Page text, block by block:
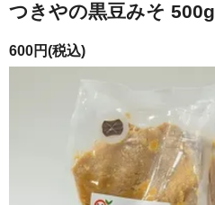
つきやの黒豆みそ 500g
600円(税込)